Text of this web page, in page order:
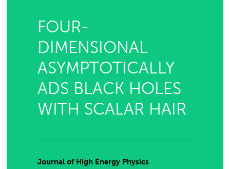
FOUR-
DIMENSIONAL
ASYMPTOTICALLY
ADS BLACK HOLES
WITH SCALAR HAIR
Journal of High Energy Physics